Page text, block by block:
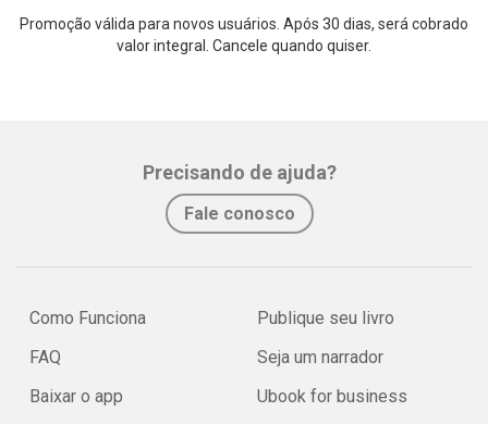
Promoção válida para novos usuários. Após 30 dias, será cobrado
valor integral. Cancele quando quiser.
Precisando de ajuda?
Fale conosco
Como Funciona
FAQ
Baixar o app
Publique seu livro
Seja um narrador
Ubook for business